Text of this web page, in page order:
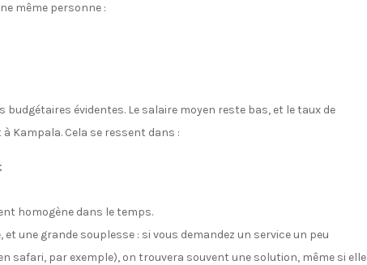
même personne :
évidentes. Le salaire moyen reste bas, et le taux de
Kampala. Cela se ressent dans :
homogène dans le temps.
une grande souplesse : si vous demandez un service un peu
par exemple), on trouvera souvent une solution, même si elle